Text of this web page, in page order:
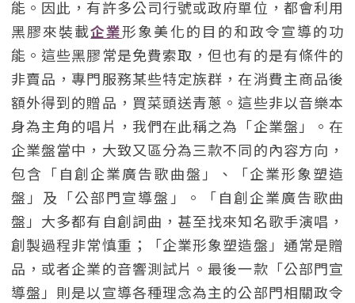
能。因此，有許多公司行號或政府單位，都會利用
黑膠來裝載企業形象美化的目的和政令宣導的功
能。這些黑膠常是免費索取，但也有的是有條件的
非賣品，專門服務某些特定族群，在消費主商品後
額外得到的贈品，買菜頭送青蔥。這些非以音樂本
身為主角的唱片，我們在此稱之為「企業盤」。在
企業盤當中，大致又區分為三款不同的內容方向，
包含「自創企業廣告歌曲盤」、「企業形象塑造
盤」及「公部門宣導盤」。「自創企業廣告歌曲
盤」大多都有自創詞曲，甚至找來知名歌手演唱，
創製過程非常慎重；「企業形象塑造盤」通常是贈
品，或者企業的音響測試片。最後一款「公部門宣
導盤」則是以宣導各種理念為主的公部門相關政令